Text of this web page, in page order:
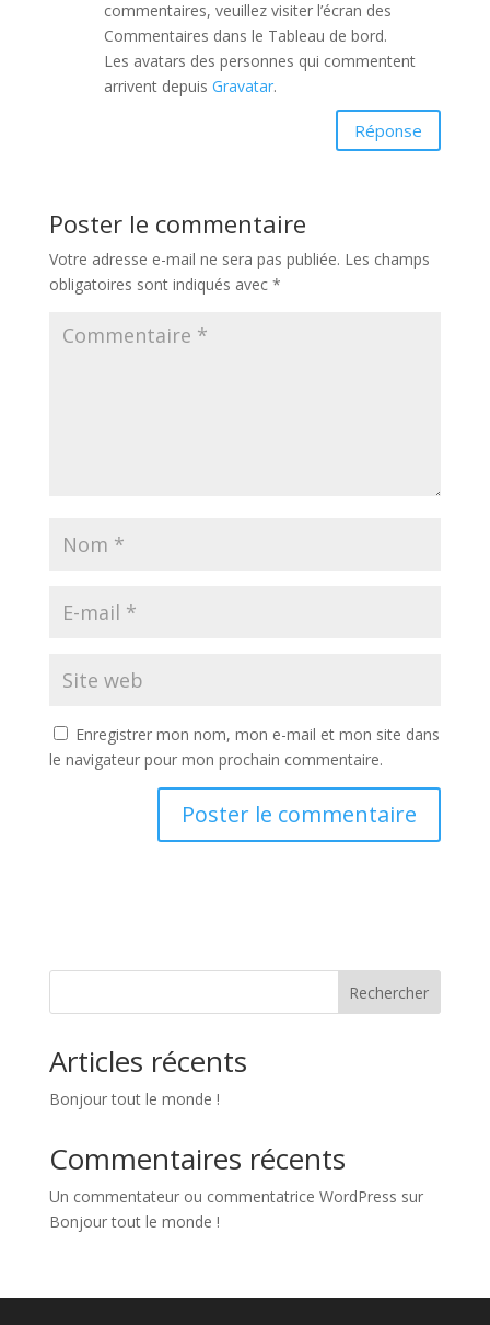
commentaires, veuillez visiter l’écran des
Commentaires dans le Tableau de bord.
Les avatars des personnes qui commentent
arrivent depuis Gravatar.
Réponse
Poster le commentaire
Votre adresse e-mail ne sera pas publiée. Les champs
obligatoires sont indiqués avec *
Enregistrer mon nom, mon e-mail et mon site dans
le navigateur pour mon prochain commentaire.
Rechercher
Articles récents
Bonjour tout le monde !
Commentaires récents
Un commentateur ou commentatrice WordPress sur
Bonjour tout le monde !